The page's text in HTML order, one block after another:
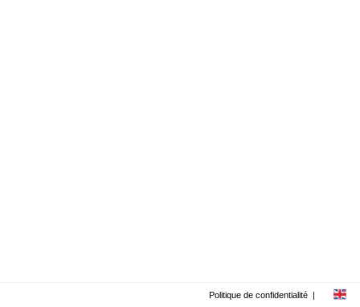
Politique de confidentialité |